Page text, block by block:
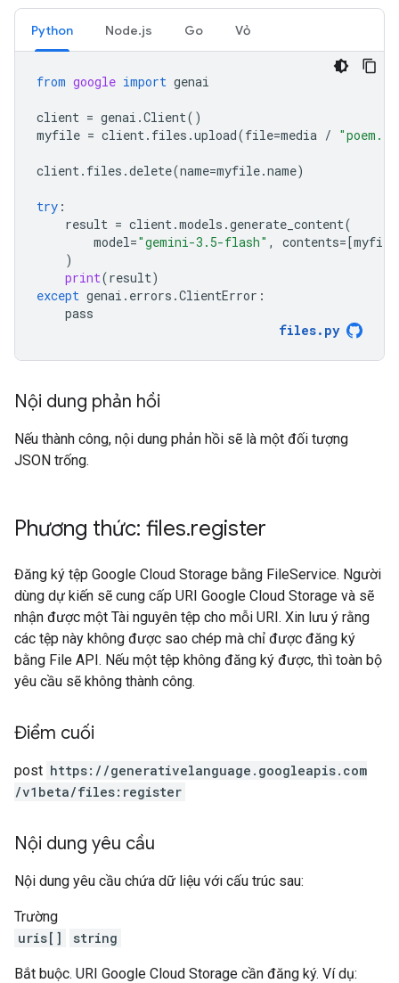
Python Node.js Go Vỏ
from google import genai
client = genai .Client()
myfile = client. files .upload(file=media /
client. files .delete(name=myfile.name)
try :
result = client.models .generate_content(
model="gemini-3.5-flash" , contents=[myfile
)
print(result)
except genai . errors .ClientError :
pass
files. py
Nội dung phản hồi
Nếu thành công, nội dung phản hồi sẽ là một đối tượng
JSON trống.
Phương thức: files.register
Đăng ký tệp Google Cloud Storage bằng FileService. Người
dùng dự kiến sẽ cung cấp URI Google Cloud Storage và sẽ
nhận được một Tài nguyên tệp cho mỗi URI. Xin lưu ý rằng
các tệp này không được sao chép mà chỉ được đăng ký
bằng File API. Nếu một tệp không đăng ký được, thì toàn bộ
yêu cầu sẽ không thành công.
Điểm cuối
post https: / /generativelanguage.googleapis.com
/v1beta/files:register
Nội dung yêu cầu
Nội dung yêu cầu chứa dữ liệu với cấu trúc sau:
Trường
uris[]
string
Bắt buộc. URI Google Cloud Storage cần đăng ký. Ví dụ: